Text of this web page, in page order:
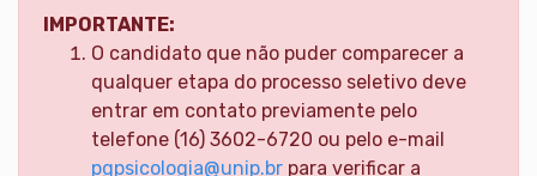
IMPORTANTE:
O candidato que não puder comparecer a
qualquer etapa do processo seletivo deve
entrar em contato previamente pelo
telefone (16) 3602-6720 ou pelo e-mail
pgpsicologia@unip.br para verificar a